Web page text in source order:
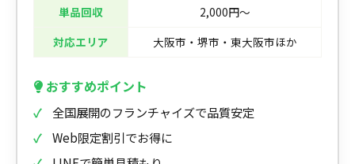
単品回収
2,000円〜
対応エリア
大阪市・堺市・東大阪市ほか
おすすめポイント
全国展開のフランチャイズで品質安定
Web限定割引でお得に